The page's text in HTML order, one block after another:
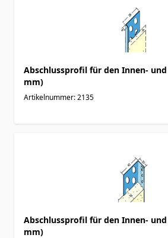
Abschlussprofil für den Innen-
mm)
Artikelnummer: 2135
Abschlussprofil für den Innen-
mm)